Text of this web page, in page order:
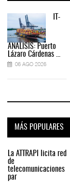
IT-
ANÁLISIS: Puerto
Lázaro Cárdenas ...
06 AGO 2026
MÁS POPULARES
La ATTRAPI licita red
de
telecomunicaciones
par